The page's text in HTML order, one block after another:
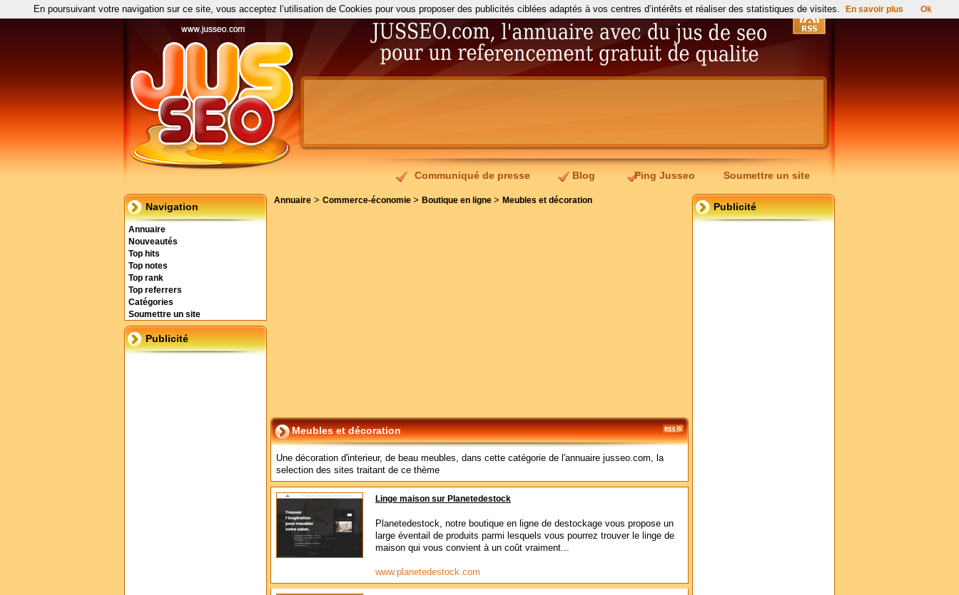
Communiqué de presse Blog Ping Jusseo Soumettre un site
Navigation
Annuaire
Nouveautés
Top hits
Top notes
Top rank
Top referrers
Catégories
Soumettre un site
Publicité
Publicité
Annuaire > Commerce-économie > Boutique en ligne > Meubles et décoration
Meubles et décoration
Une décoration d'interieur, de beau meubles, dans cette catégorie de l'annuaire jusseo.com, la
selection des sites traitant de ce thème
Linge maison sur Planetedestock
Planetedestock, notre boutique en ligne de destockage vous propose un
large éventail de produits parmi lesquels vous pourrez trouver le linge de
maison qui vous convient à un coût vraiment...
www.planetedestock.com
En poursuivant votre navigation sur ce site, vous acceptez l’utilisation de Cookies pour vous proposer des publicités ciblées adaptés à vos centres d’intérêts et réaliser des statistiques de visites. En savoir plus Ok